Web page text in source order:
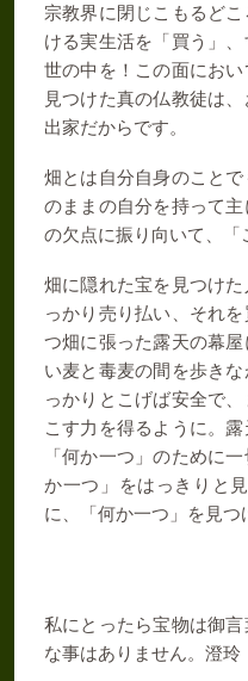
宗教界に閉じこもるど
ける実生活を「買う」
世の中を！この面にお
見つけた真の仏教徒は
出家だからです。
畑とは自分自身のこと
のままの自分を持って
の欠点に振り向いて、「
畑に隠れた宝を見つけ
っかり売り払い、それ
つ畑に張った露天の幕
い麦と毒麦の間を歩き
っかりとこげば安全で
こす力を得るように。
「何か一つ」のために
か一つ」をはっきりと
に、「何か一つ」を見
私にとったら宝物は御
な事はありません。澄玲